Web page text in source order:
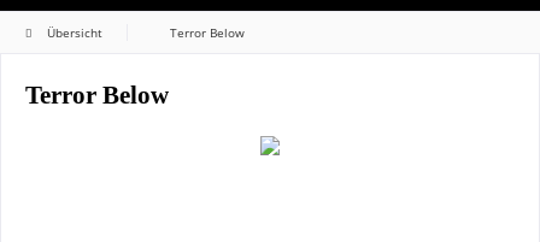
Übersicht Terror Below
Terror Below